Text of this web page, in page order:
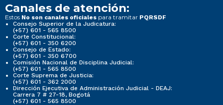
Canales de atención:
Estos No son canales oficiales para tramitar PQRSDF
Consejo Superior de la Judicatura:
(+57) 601 - 565 8500
Corte Constitucional:
(+57) 601 - 350 6200
Consejo de Estado:
(+57) 601 - 350 6700
Comisión Nacional de Disciplina Judicial:
(+57) 601 - 565 8500
Corte Suprema de Justicia:
(+57) 601 - 362 2000
Dirección Ejecutiva de Administración Judicial - DEAJ:
Carrera 7 # 27-18, Bogotá
(+57) 601 - 565 8500